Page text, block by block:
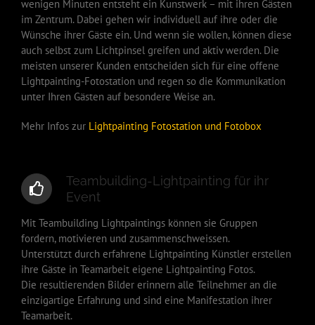
wenigen Minuten entsteht ein Kunstwerk – mit ihren Gästen
im Zentrum. Dabei gehen wir individuell auf ihre oder die
Wünsche ihrer Gäste ein. Und wenn sie wollen, können diese
auch selbst zum Lichtpinsel greifen und aktiv werden. Die
meisten unserer Kunden entscheiden sich für eine offene
Lightpainting-Fotostation und regen so die Kommunikation
unter Ihren Gästen auf besondere Weise an.
Mehr Infos zur Lightpainting Fotostation und Fotobox
Teambuilding-Lightpainting für ihr
Event
Mit Teambuilding Lightpaintings können sie Gruppen
fordern, motivieren und zusammenschweissen.
Unterstützt durch erfahrene Lightpainting Künstler erstellen
ihre Gäste in Teamarbeit eigene Lightpainting Fotos.
Die resultierenden Bilder erinnern alle Teilnehmer an die
einzigartige Erfahrung und sind eine Manifestation ihrer
Teamarbeit.